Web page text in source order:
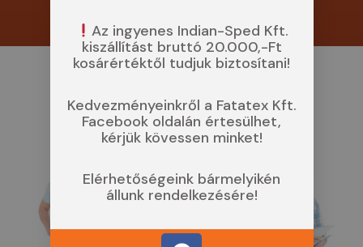
Az ingyenes Indian-Sped Kft.
kiszállítást bruttó 20.000,-Ft
kosárértéktől tudjuk biztosítani!
Kedvezményeinkről a Fatatex Kft.
Facebook oldalán értesülhet,
kérjük kövessen minket!
Elérhetőségeink bármelyikén
állunk rendelkezésére!